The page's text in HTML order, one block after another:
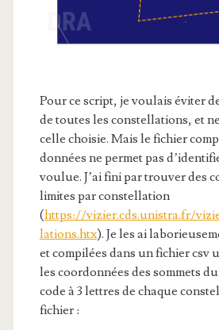
Pour ce script, je voulais éviter
de toutes les constellations, et
celle choisie. Mais le fichier
données ne permet pas
voulue. J’ai fini par trouver des
limites par constellation
(https://vizier.cds.unistra.fr/
lations.htx). Je les ai
et compilées dans un fichier csv
les coordonnées des sommets
code à 3 lettres de chaque
fichier :